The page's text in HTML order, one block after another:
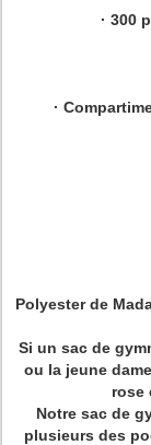
· 300
·
Polyester de
Si un sac de
ou la jeune
rose
Notre sac de
plusieurs des